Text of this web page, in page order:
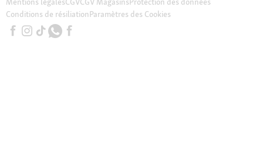
Conditions de résiliationParamètres des Cookies